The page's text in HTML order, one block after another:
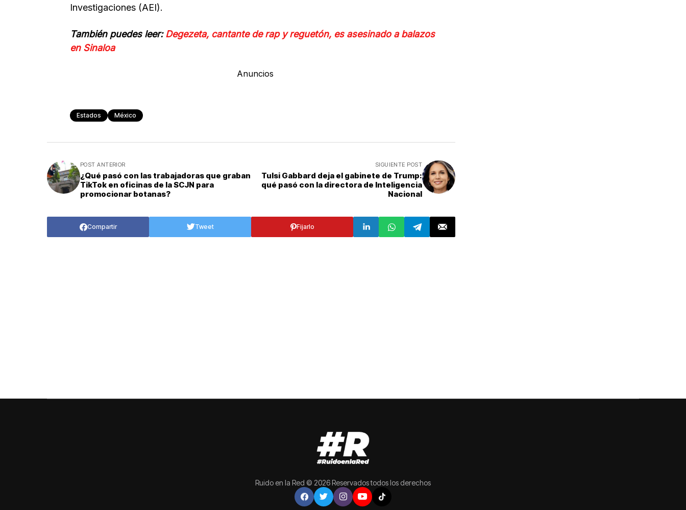
Investigaciones (AEI).
También puedes leer:Degezeta, cantante de rap y reguetón, es asesinado a balazos
en Sinaloa
Anuncios
Estados México
POST ANTERIOR
¿Qué pasó con las trabajadoras que graban
TikTok en oficinas de la SCJN para
promocionar botanas?
SIGUIENTE POST
Tulsi Gabbard deja el gabinete de Trump:
qué pasó con la directora de Inteligencia
Nacional
Compartir Tweet Fijarlo
Ruido en la Red © 2026 Reservados todos los derechos